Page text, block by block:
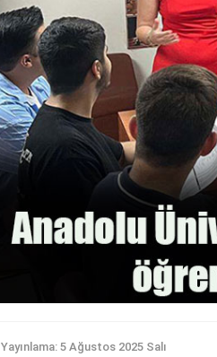
Yayınlama: 5 Ağustos 2025 Salı